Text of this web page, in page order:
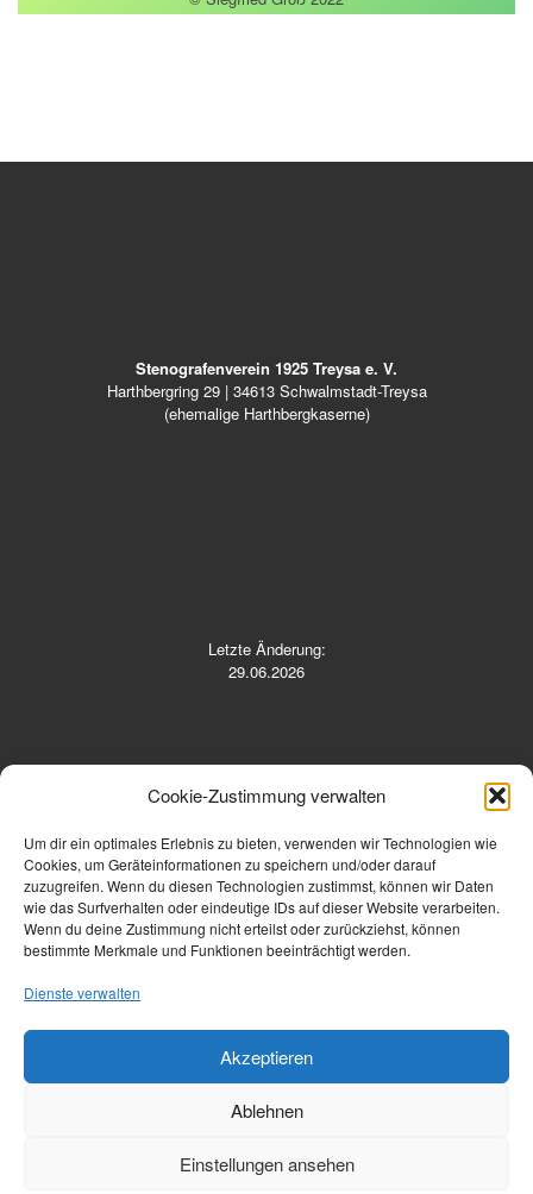
Cookie-Zustimmung verwalten
Um dir ein optimales Erlebnis zu bieten, verwenden wir Technologien wie
Cookies, um Geräteinformationen zu speichern und/oder darauf
zuzugreifen. Wenn du diesen Technologien zustimmst, können wir Daten
wie das Surfverhalten oder eindeutige IDs auf dieser Website verarbeiten.
Wenn du deine Zustimmung nicht erteilst oder zurückziehst, können
bestimmte Merkmale und Funktionen beeinträchtigt werden.
Dienste verwalten
Akzeptieren
Ablehnen
Einstellungen ansehen
Stenografenverein 1925 Treysa e. V.
Harthbergring 29 | 34613 Schwalmstadt-Treysa
(ehemalige Harthbergkaserne)
Letzte Änderung:
29.06.2026
Telefon: 06691 9110137 oder 23207
E-Mail: vorstand@stv-treysa.de
URL: https://stv-treysa.de
StV 1925 Treysa e. V.– Alle Rechte vorbehalten